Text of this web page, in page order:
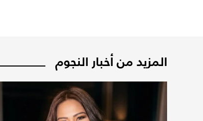
المزيد من أخبار النجوم